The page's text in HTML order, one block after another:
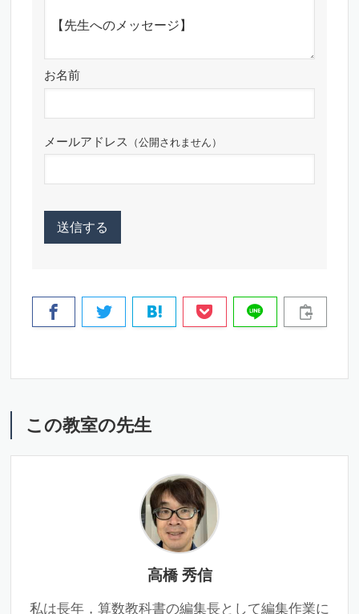
お名前
メールアドレス （公開されません）
この教室の先生
高橋 秀信
私は長年，算数教科書の編集長として編集作業に